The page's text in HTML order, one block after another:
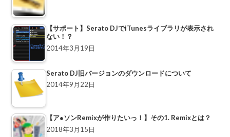
【サポート】Serato DJでiTunesライブラリが表示され
ない！？
2014年3月19日
Serato DJ旧バージョンのダウンロードについて
2014年9月22日
【ア●ソンRemixが作りたいっ！】その1. Remixとは？
2018年3月15日